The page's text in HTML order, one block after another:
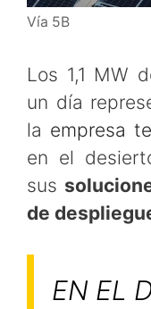
Vía 5B
Los 1,1 MW
un día
la empresa
en el
sus
de
EN EL